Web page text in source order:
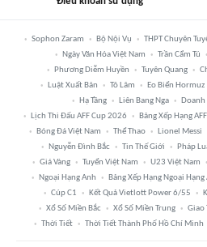
Sophon Zaram Bộ Nội Vụ THPT Chuyên
Ngày Văn Hóa Việt Nam
Trần Cẩm Tú
Phương Diễm Huyền
Tuyên Quang
Luật Xuất Bản
Tô Lâm Eo Biển Hormuz
Hạ Tầng
Liên Bang Nga Doanh
Lịch Thi Đấu AFF Cup 2026
Bảng Xếp Hạng
Bóng Đá Việt Nam
Thể Thao Lionel Messi
Nguyễn Đình Bắc
Tin Thế Giới Pháp
Giá Vàng
Tuyển Việt Nam U23 Việt Nam
Ngoại Hạng Anh
Bảng Xếp Hạng Ngoại Hạng
Cúp C1
Kết Quả Vietlott Power 6/55
Xổ Số Miền Bắc
Xổ Số Miền Trung Giao
Thời Tiết
Thời Tiết Thành Phố Hồ Chí Minh